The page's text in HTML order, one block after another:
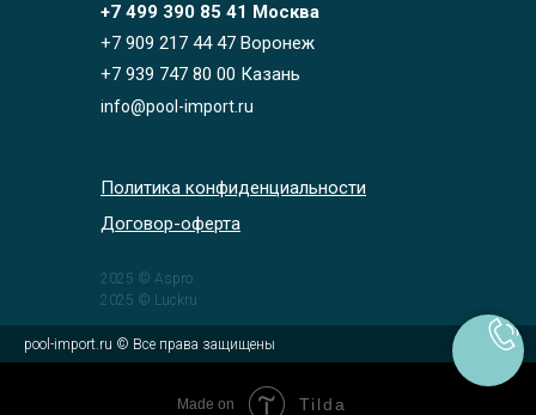
2025 © Aspro
2025 © Luckru
+7 499 390 85 41 Москва
+7 909 217 44 47 Воронеж
+7 939 747 80 00 Казань
info@pool-import.ru
Политика конфиденциальности
Договор-оферта
pool-import.ru © Все права защищены
Made on Tilda